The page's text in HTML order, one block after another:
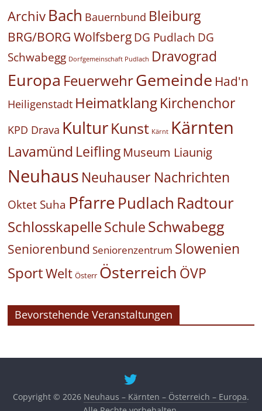
Archiv Bach Bauernbund Bleiburg
BRG/BORG Wolfsberg DG Pudlach DG
Schwabegg Dorfgemeinschaft Pudlach Dravograd
Europa FeuerwehrGemeinde Had'n
Heiligenstadt HeimatklangKirchenchor
KPD Drava KulturKunst Kärnt Kärnten
Lavamünd Leifling Museum Liaunig
Neuhaus Neuhauser Nachrichten
Oktet Suha PfarrePudlach Radtour
SchlosskapelleSchuleSchwabegg
Seniorenbund Seniorenzentrum Slowenien
SportWelt Österr Österreich ÖVP
Bevorstehende Veranstaltungen
Copyright © 2026 Neuhaus – Kärnten – Österreich – Europa.